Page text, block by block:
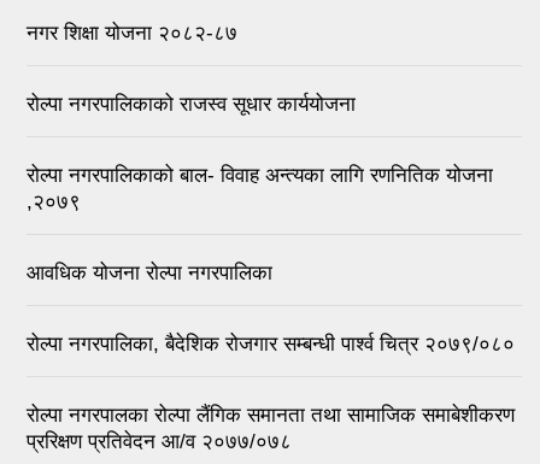
नगर शिक्षा योजना २०८२-८७
रोल्पा नगरपालिकाको राजस्व सूधार कार्ययोजना
रोल्पा नगरपालिकाको बाल- विवाह अन्त्यका लागि रणनितिक योजना
,२०७९
आवधिक योजना रोल्पा नगरपालिका
रोल्पा नगरपालिका, बैदेशिक रोजगार सम्बन्धी पार्श्व चित्र २०७९/०८०
रोल्पा नगरपालका रोल्पा लैंगिक समानता तथा सामाजिक समाबेशीकरण
प्ररिक्षण प्रतिवेदन आ/व २०७७/०७८